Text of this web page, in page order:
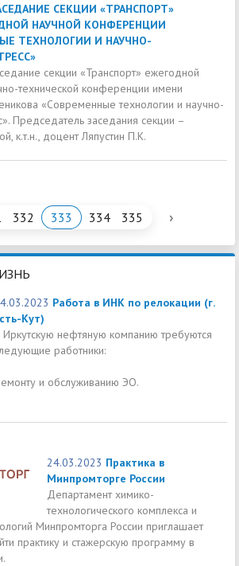
СЕКЦИИ «ТРАНСПОРТ»
НАУЧНОЙ КОНФЕРЕНЦИИ
ТЕХНОЛОГИИ И НАУЧНО-
секции «Транспорт» ежегодной
технической конференции имени
«Современные технологии и научно-
Председатель заседания секции –
к.т.н., доцент Ляпустин П.К.
332 333 334 335 ›
Работа в ИНК по релокации (г.
Кут)
Иркутскую нефтяную компанию требуются
работники:
и обслуживанию ЭО.
24.03.2023 Практика в
Минпромторге России
Департамент химико-
технологического комплекса и
Минпромторга России приглашает
практику и стажерскую программу в